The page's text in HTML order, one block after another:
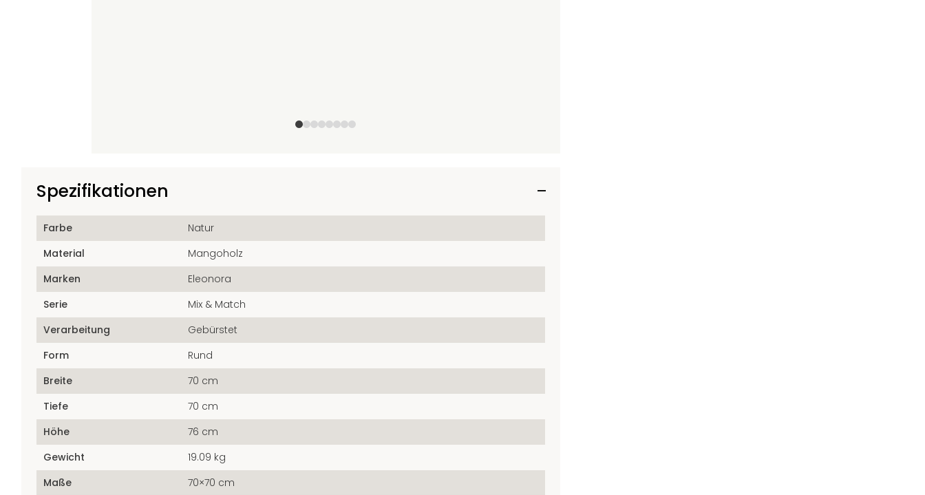
Spezifikationen
Farbe
Natur
Material
Mangoholz
Marken
Eleonora
Serie
Mix & Match
Verarbeitung
Gebürstet
Form
Rund
Breite
70 cm
Tiefe
70 cm
Höhe
76 cm
Gewicht
19.09 kg
Maße
70×70 cm